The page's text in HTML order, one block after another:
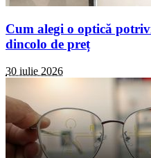
Cum alegi o optică
dincolo de preț
30 iulie 2026